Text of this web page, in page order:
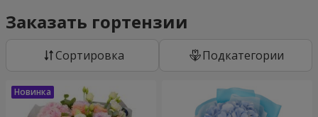
Заказать гортензии
Cортировка Подкатегории